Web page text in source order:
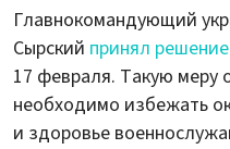
Главнокомандующий
Сырский принял решение
17 февраля. Такую меру
необходимо избежать
и здоровье